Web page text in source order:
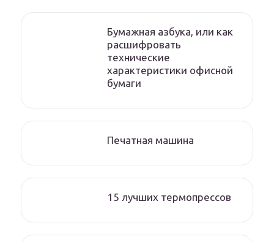
Бумажная азбука, или как
расшифровать
технические
характеристики офисной
бумаги
Печатная машина
15 лучших термопрессов